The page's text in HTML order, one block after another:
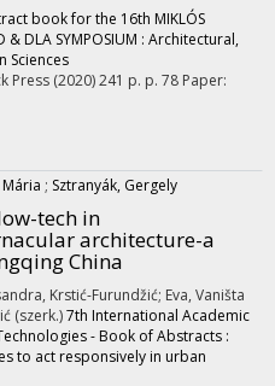
book for the 16th MIKLÓS
& DLA SYMPOSIUM : Architectural,
Sciences
Press (2020)241 p. p. 78 Paper:
; Sztranyák, Gergely
tech in
architecture-a
China
Krstić-Furundžić; Eva, Vaništa
(szerk.)7th International Academic
- Book of Abstracts :
to act responsively in urban